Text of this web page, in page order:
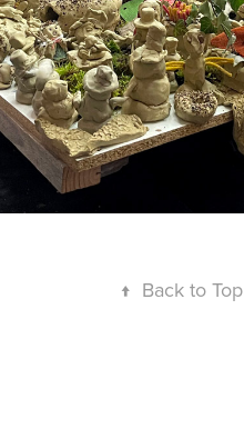
↑ Back to Top